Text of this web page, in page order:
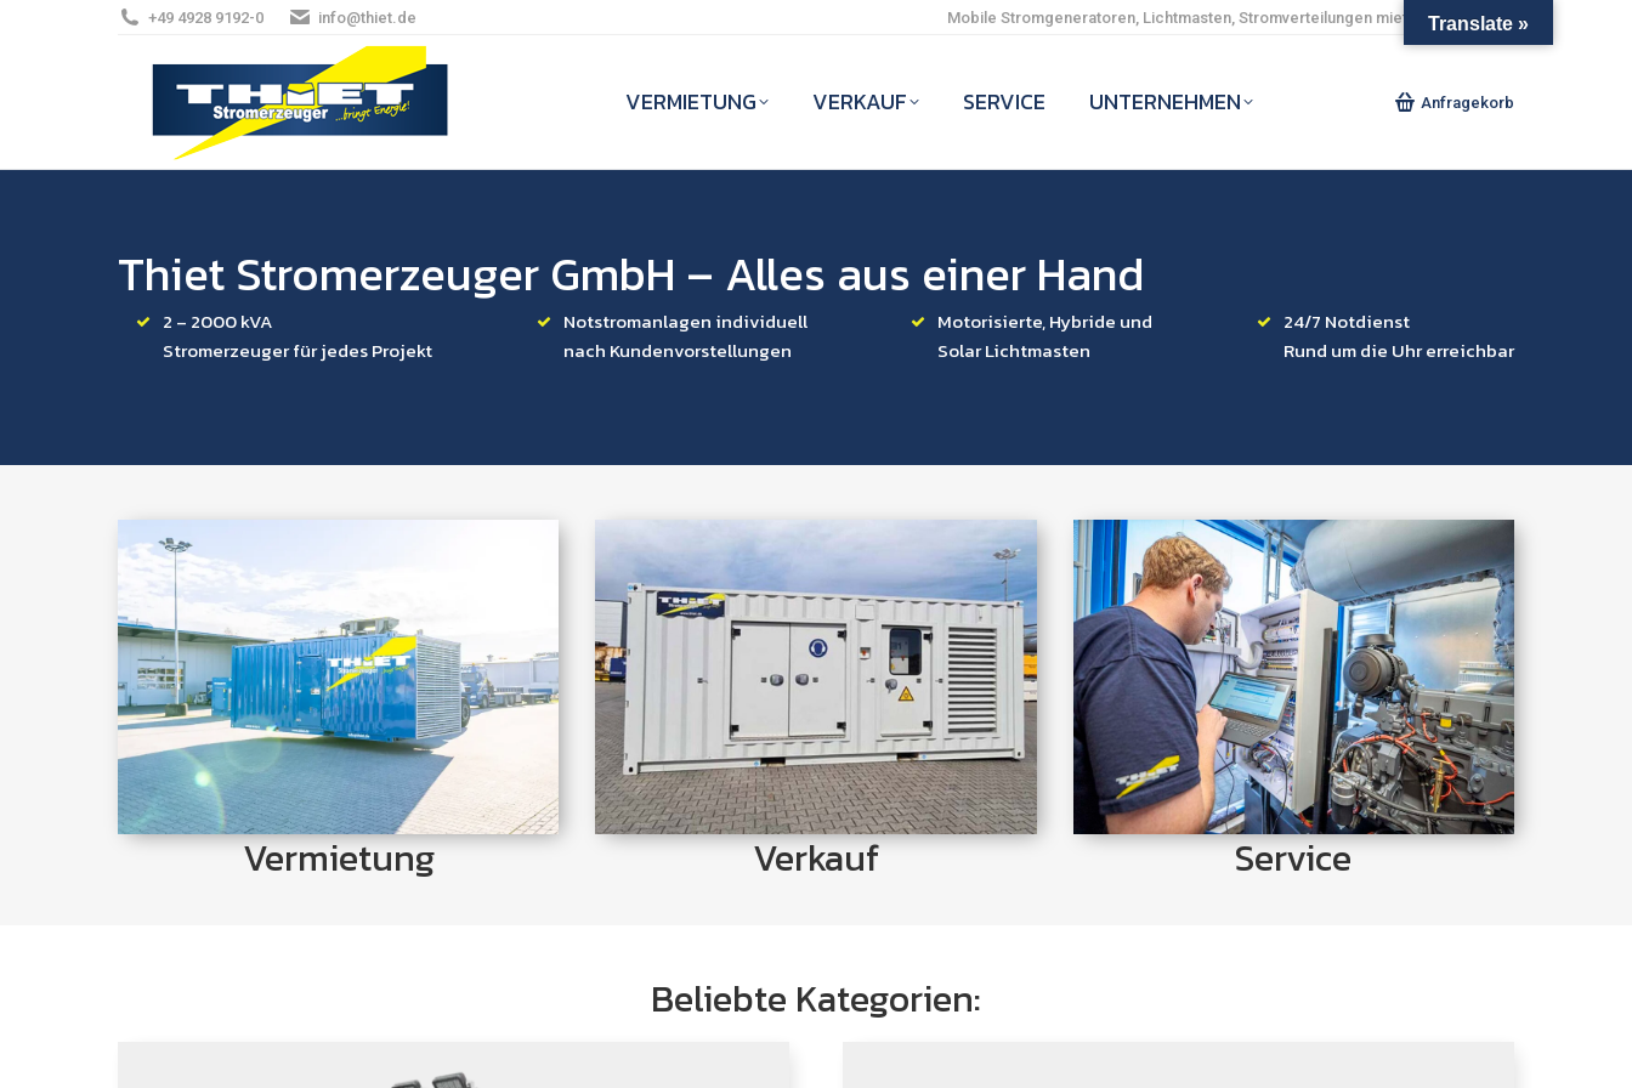
+49 4928 9192-0 info@thiet.de Mobile Stromgeneratoren, Lichtmasten, Stromverteilungen mieten und kaufen.
VERMIETUNG VERKAUF SERVICE UNTERNEHMEN Anfragekorb
Thiet Stromerzeuger GmbH – Alles aus einer Hand
2 – 2000 kVA
Stromerzeuger für jedes Projekt
Notstromanlagen individuell
nach Kundenvorstellungen
Motorisierte, Hybride und
Solar Lichtmasten
24/7 Notdienst
Rund um die Uhr erreichbar
Lichtmasten, Lastwiderstände bis 3 MW und
vieles mehr mit komplettem Zubehör in allen
Variationen und Leistungsklassen.
Jetzt Ansehen
Vermietung
Kaufen Sie Thiet Stromgeneratoren,
Notstromanlagen und Lichtmasten mit
komplettem Zubehör in individuellen
Konfigurationen zum Bestpreis.
Jetzt Ansehen
Verkauf
Unsere weit überdurchschnittlichen
Servicemitarbeiter sind rund um die Uhr für Sie
im Einsatz. Für Inspektionen, Wartungen oder
Instandhaltungen ist der Thiet Service für Sie
erreichbar.
Jetzt Ansehen
Service
Beliebte Kategorien:
Translate »